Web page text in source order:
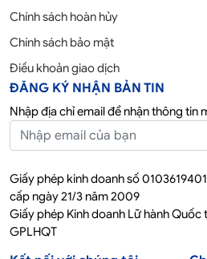
Chính sách hoàn hủy
Chính sách bảo mật
Điều khoản giao dịch
ĐĂNG KÝ NHẬN BẢN TIN
Nhập địa chỉ email để nhận thông tin
Giấy phép kinh doanh số
cấp ngày 21/3 năm 2009
Giấy phép Kinh doanh Lữ hành Quốc
GPLHQT